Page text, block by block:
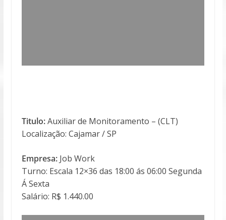
Titulo:Auxiliar de Monitoramento – (CLT)
Localização: Cajamar / SP
Empresa:Job Work
Turno: Escala 12×36 das 18:00 ás 06:00 Segunda
Á Sexta
Salário: R$ 1.440.00